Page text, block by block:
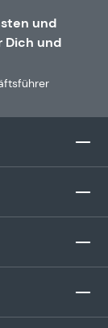
und
Dich und